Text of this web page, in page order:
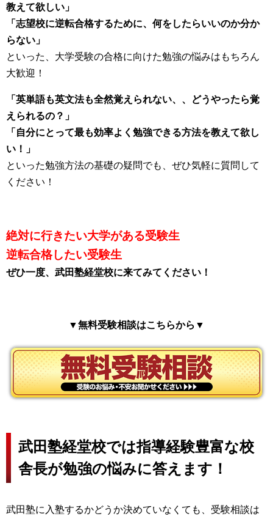
教えて欲しい」
「志望校に逆転合格するために、何をしたらいいのか分か
らない」
といった、大学受験の合格に向けた勉強の悩みはもちろん
大歓迎！
「英単語も英文法も全然覚えられない、、どうやったら覚
えられるの？」
「自分にとって最も効率よく勉強できる方法を教えて欲し
い！」
といった勉強方法の基礎の疑問でも、ぜひ気軽に質問して
ください！
絶対に行きたい大学がある受験生
逆転合格したい受験生
ぜひ一度、武田塾経堂校に来てみてください！
▼無料受験相談はこちらから▼
武田塾経堂校では指導経験豊富な校
舎長が勉強の悩みに答えます！
武田塾に入塾するかどうか決めていなくても、受験相談は